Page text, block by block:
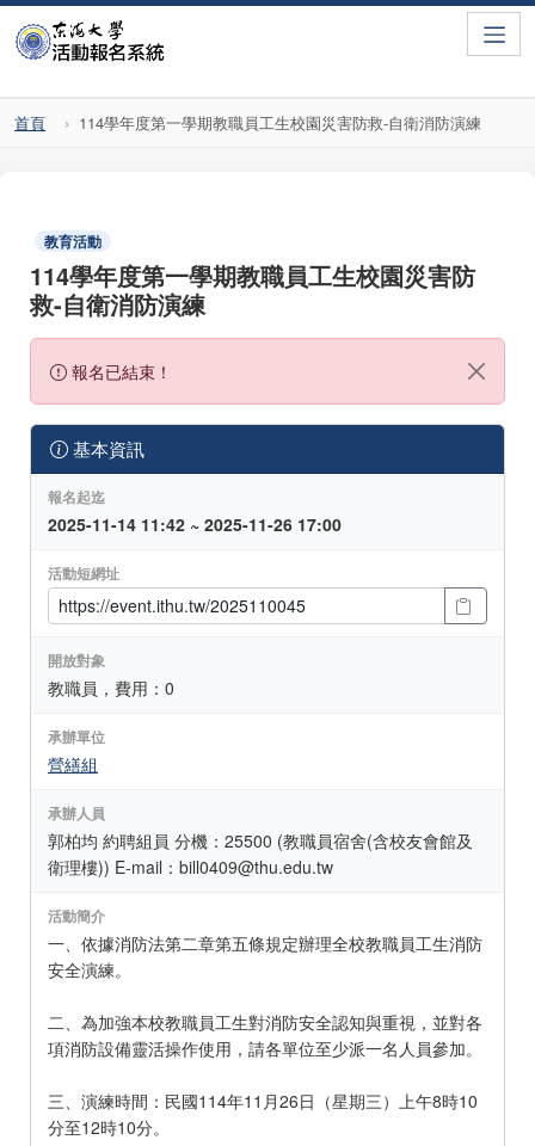
首頁 114學年度第一學期教職員工生校園災害防救-自衛消防演練
教育活動
114學年度第一學期教職員工生校園災害防
救-自衛消防演練
報名已結束！
基本資訊
報名起迄
2025-11-14 11:42 ~ 2025-11-26 17:00
活動短網址
開放對象
教職員，費用：0
承辦單位
營繕組
承辦人員
郭柏均 約聘組員 分機：25500 (教職員宿舍(含校友會館及
衛理樓)) E-mail：bill0409@thu.edu.tw
活動簡介
一、依據消防法第二章第五條規定辦理全校教職員工生消防
安全演練。
二、為加強本校教職員工生對消防安全認知與重視，並對各
項消防設備靈活操作使用，請各單位至少派一名人員參加。
三、演練時間：民國114年11月26日（星期三）上午8時10
分至12時10分。